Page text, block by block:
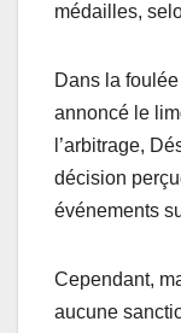
médailles,
Dans la
annoncé le
l’arbitrage,
décision
événements
Cependant,
aucune